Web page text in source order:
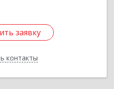
заявку
контакты
заявку